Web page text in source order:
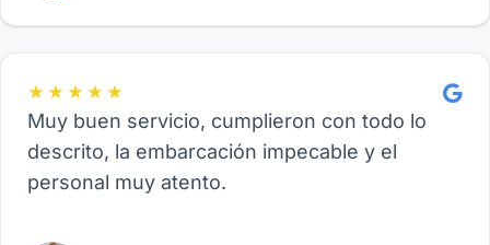
★★★★★
Muy buen servicio, cumplieron con todo lo
descrito, la embarcación impecable y el
personal muy atento.